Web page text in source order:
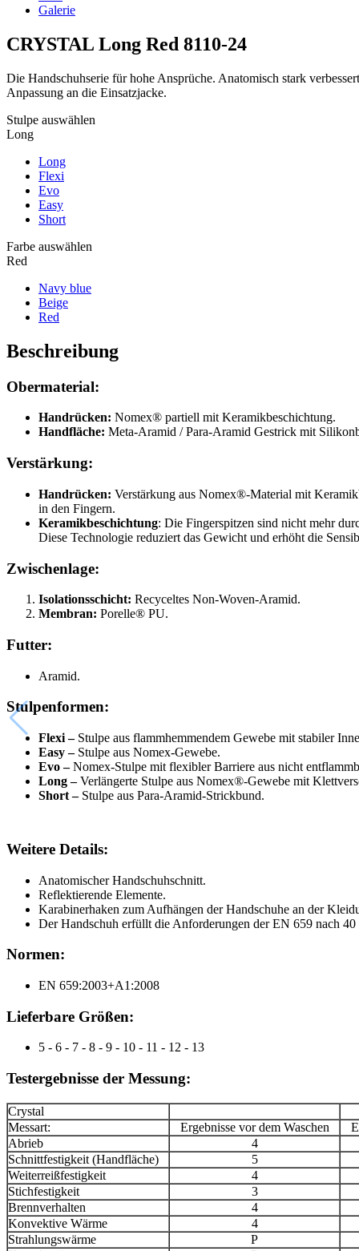
Galerie
CRYSTAL Long Red 8110-24
Die Handschuhserie für hohe Ansprüche. Anatomisch stark
Anpassung an die Einsatzjacke.
Stulpe auswählen
Long
Long
Flexi
Evo
Easy
Short
Farbe auswählen
Red
Navy blue
Beige
Red
Beschreibung
Obermaterial:
Handrücken: Nomex® partiell mit Keramikbeschichtung.
Handfläche: Meta-Aramid / Para-Aramid Gestrick mit
Verstärkung:
Handrücken: Verstärkung aus Nomex®-Material mit
in den Fingern.
Keramikbeschichtung: Die Fingerspitzen sind nicht mehr
Diese Technologie reduziert das Gewicht und erhöht die
Zwischenlage:
Isolationsschicht: Recyceltes Non-Woven-Aramid.
Membran: Porelle® PU.
Futter:
Aramid.
Stulpenformen:
Flexi –Stulpe aus flammhemmendem Gewebe mit stabiler
Easy –Stulpe aus Nomex-Gewebe.
Evo –Nomex-Stulpe mit flexibler Barriere aus nicht
Long –Verlängerte Stulpe aus Nomex®-Gewebe mit
Short –Stulpe aus Para-Aramid-Strickbund.
Weitere Details:
Anatomischer Handschuhschnitt.
Reflektierende Elemente.
Karabinerhaken zum Aufhängen der Handschuhe an der
Der Handschuh erfüllt die Anforderungen der EN 659 nach 40
Normen:
EN 659:2003+A1:2008
Lieferbare Größen:
5 - 6 - 7 - 8 - 9 - 10 - 11 - 12 - 13
Testergebnisse der Messung:
Crystal
Messart:
Ergebnisse vor dem Waschen
Abrieb
4
Schnittfestigkeit (Handfläche)
5
Weiterreißfestigkeit
4
Stichfestigkeit
3
Brennverhalten
4
Konvektive Wärme
4
Strahlungswärme
P